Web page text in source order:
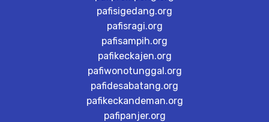
pafisigedang.org
pafisragi.org
pafisampih.org
pafikeckajen.org
pafiwonotunggal.org
pafidesabatang.org
pafikeckandeman.org
pafipanjer.org